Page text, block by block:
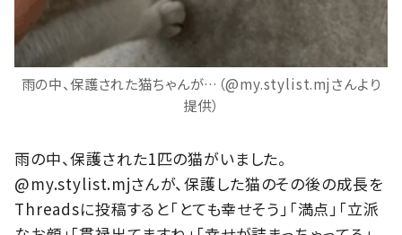
雨の中、保護された猫ちゃんが…（@my.stylist.mjさんより
提供）
雨の中、保護された1匹の猫がいました。
@my.stylist.mjさんが、保護した猫のその後の成長を
Threadsに投稿すると「とても幸せそう」「満点」「立派